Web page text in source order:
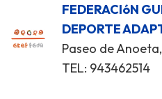
FEDERACIóN
DEPORTE
Paseo de
TEL: 943462514